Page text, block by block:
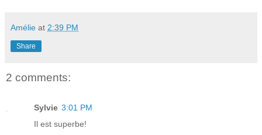
Amélie at 2:39 PM
Share
2 comments:
Sylvie 3:01 PM
Il est superbe!